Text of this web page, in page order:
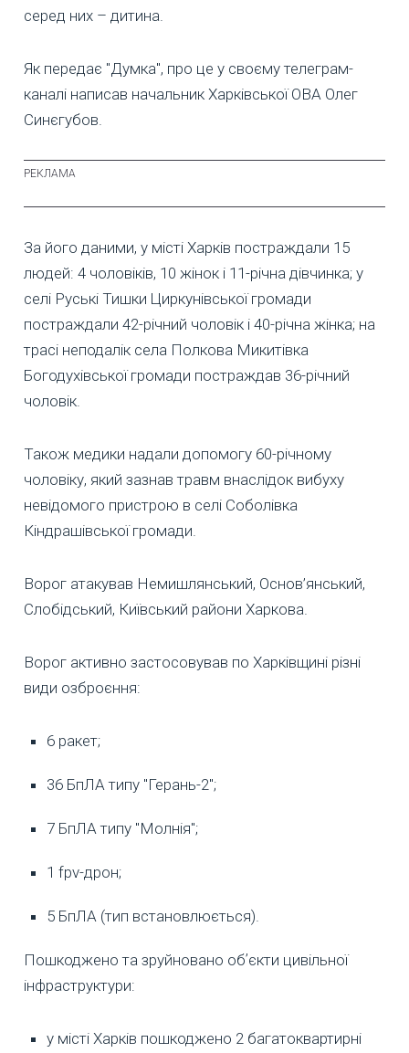
серед них – дитина.
Як передає "Думка", про це у своєму телеграм-
каналі написав начальник Харківської ОВА Олег
Синєгубов.
За його даними, у місті Харків постраждали 15
людей: 4 чоловіків, 10 жінок і 11-річна дівчинка; у
селі Руські Тишки Циркунівської громади
постраждали 42-річний чоловік і 40-річна жінка; на
трасі неподалік села Полкова Микитівка
Богодухівської громади постраждав 36-річний
чоловік.
Також медики надали допомогу 60-річному
чоловіку, який зазнав травм внаслідок вибуху
невідомого пристрою в селі Соболівка
Кіндрашівської громади.
Ворог атакував Немишлянський, Основ’янський,
Слобідський, Київський райони Харкова.
Ворог активно застосовував по Харківщині різні
види озброєння:
6 ракет;
36 БпЛА типу "Герань-2";
7 БпЛА типу "Молнія";
1 fpv-дрон;
5 БпЛА (тип встановлюється).
Пошкоджено та зруйновано обʼєкти цивільної
інфраструктури:
у місті Харків пошкоджено 2 багатоквартирні